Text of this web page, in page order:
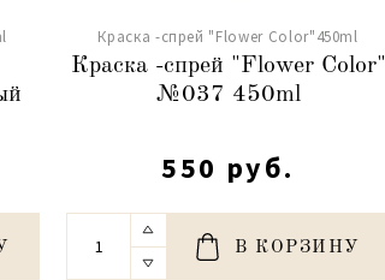
Краска -спрей "Flower Color"450ml
Краска -спрей "Flower Color"
№037 450ml
550 руб.
В КОРЗИНУ